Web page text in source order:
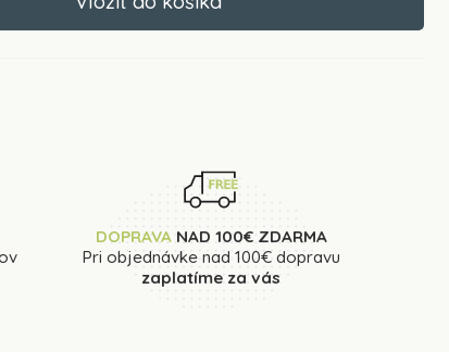
DOPRAVANAD 100€ ZDARMA
Pri objednávke nad 100€ dopravu
zaplatíme za vás